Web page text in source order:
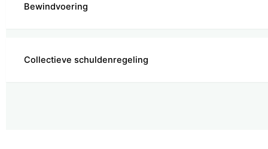
Bewindvoering
Collectieve schuldenregeling